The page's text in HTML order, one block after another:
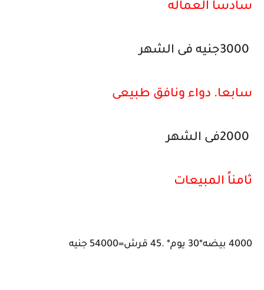
سادسا العماله
سابعا. دواء ونافق طبيعى
ثامناً المبيعات
4000 بيضه*30 يوم* .45 قرش=54000 جنيه